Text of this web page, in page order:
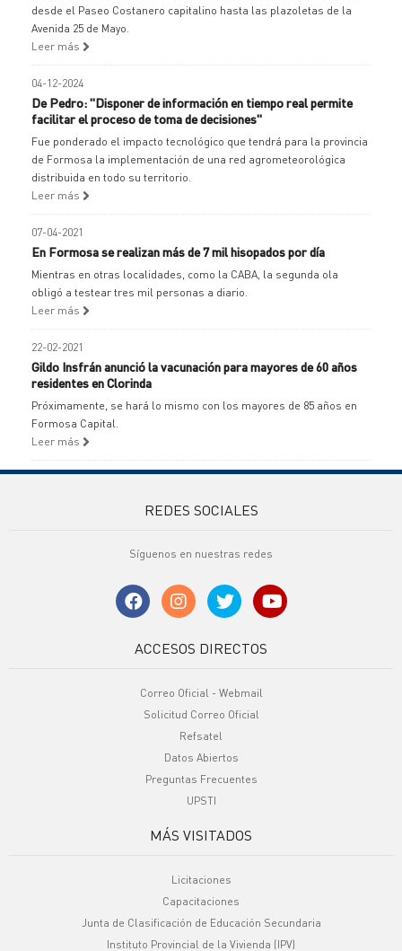
desde el Paseo Costanero capitalino hasta las plazoletas de la
Avenida 25 de Mayo.
Leer más
04-12-2024
De Pedro: "Disponer de información en tiempo real permite
facilitar el proceso de toma de decisiones"
Fue ponderado el impacto tecnológico que tendrá para la provincia
de Formosa la implementación de una red agrometeorológica
distribuida en todo su territorio.
Leer más
07-04-2021
En Formosa se realizan más de 7 mil hisopados por día
Mientras en otras localidades, como la CABA, la segunda ola
obligó a testear tres mil personas a diario.
Leer más
22-02-2021
Gildo Insfrán anunció la vacunación para mayores de 60 años
residentes en Clorinda
Próximamente, se hará lo mismo con los mayores de 85 años en
Formosa Capital.
Leer más
REDES SOCIALES
Síguenos en nuestras redes
ACCESOS DIRECTOS
Correo Oficial - Webmail
Solicitud Correo Oficial
Refsatel
Datos Abiertos
Preguntas Frecuentes
UPSTI
MÁS VISITADOS
Licitaciones
Capacitaciones
Junta de Clasificación de Educación Secundaria
Instituto Provincial de la Vivienda (IPV)